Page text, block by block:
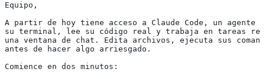
Equipo,
A partir de hoy tiene acceso a Claude Code, un
su terminal, lee su código real y trabaja en tareas
una ventana de chat. Edita archivos, ejecuta sus
antes de hacer algo arriesgado.
Comience en dos minutos: